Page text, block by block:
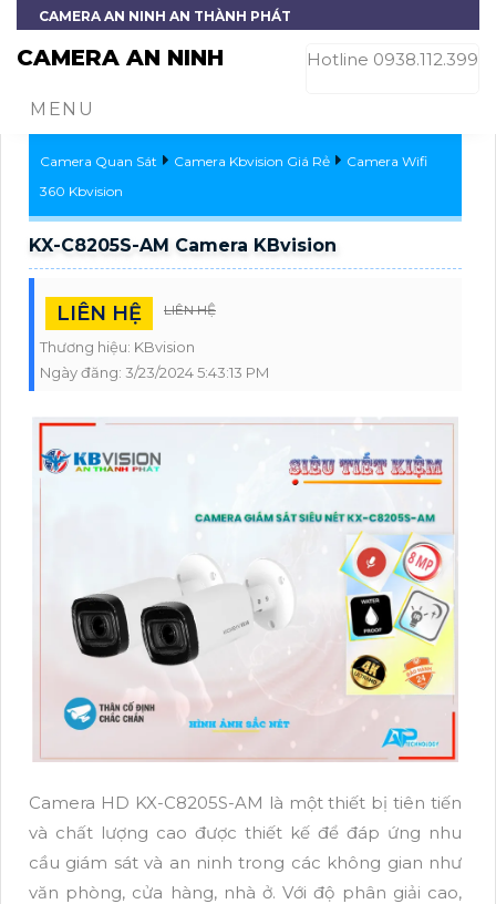
CAMERA AN NINH AN THÀNH PHÁT
CAMERA AN NINH Hotline 0938.112.399
MENU
Camera Quan Sát Camera Kbvision Giá Rẻ
Camera Wifi
360 Kbvision
KX-C8205S-AM Camera KBvision
LIÊN HỆ LIÊN HỆ
Thương hiệu: KBvision
Ngày đăng: 3/23/2024 5:43:13 PM
Camera HD KX-C8205S-AM là một thiết bị tiên tiến
và chất lượng cao được thiết kế để đáp ứng nhu
cầu giám sát và an ninh trong các không gian như
văn phòng, cửa hàng, nhà ở. Với độ phân giải cao,